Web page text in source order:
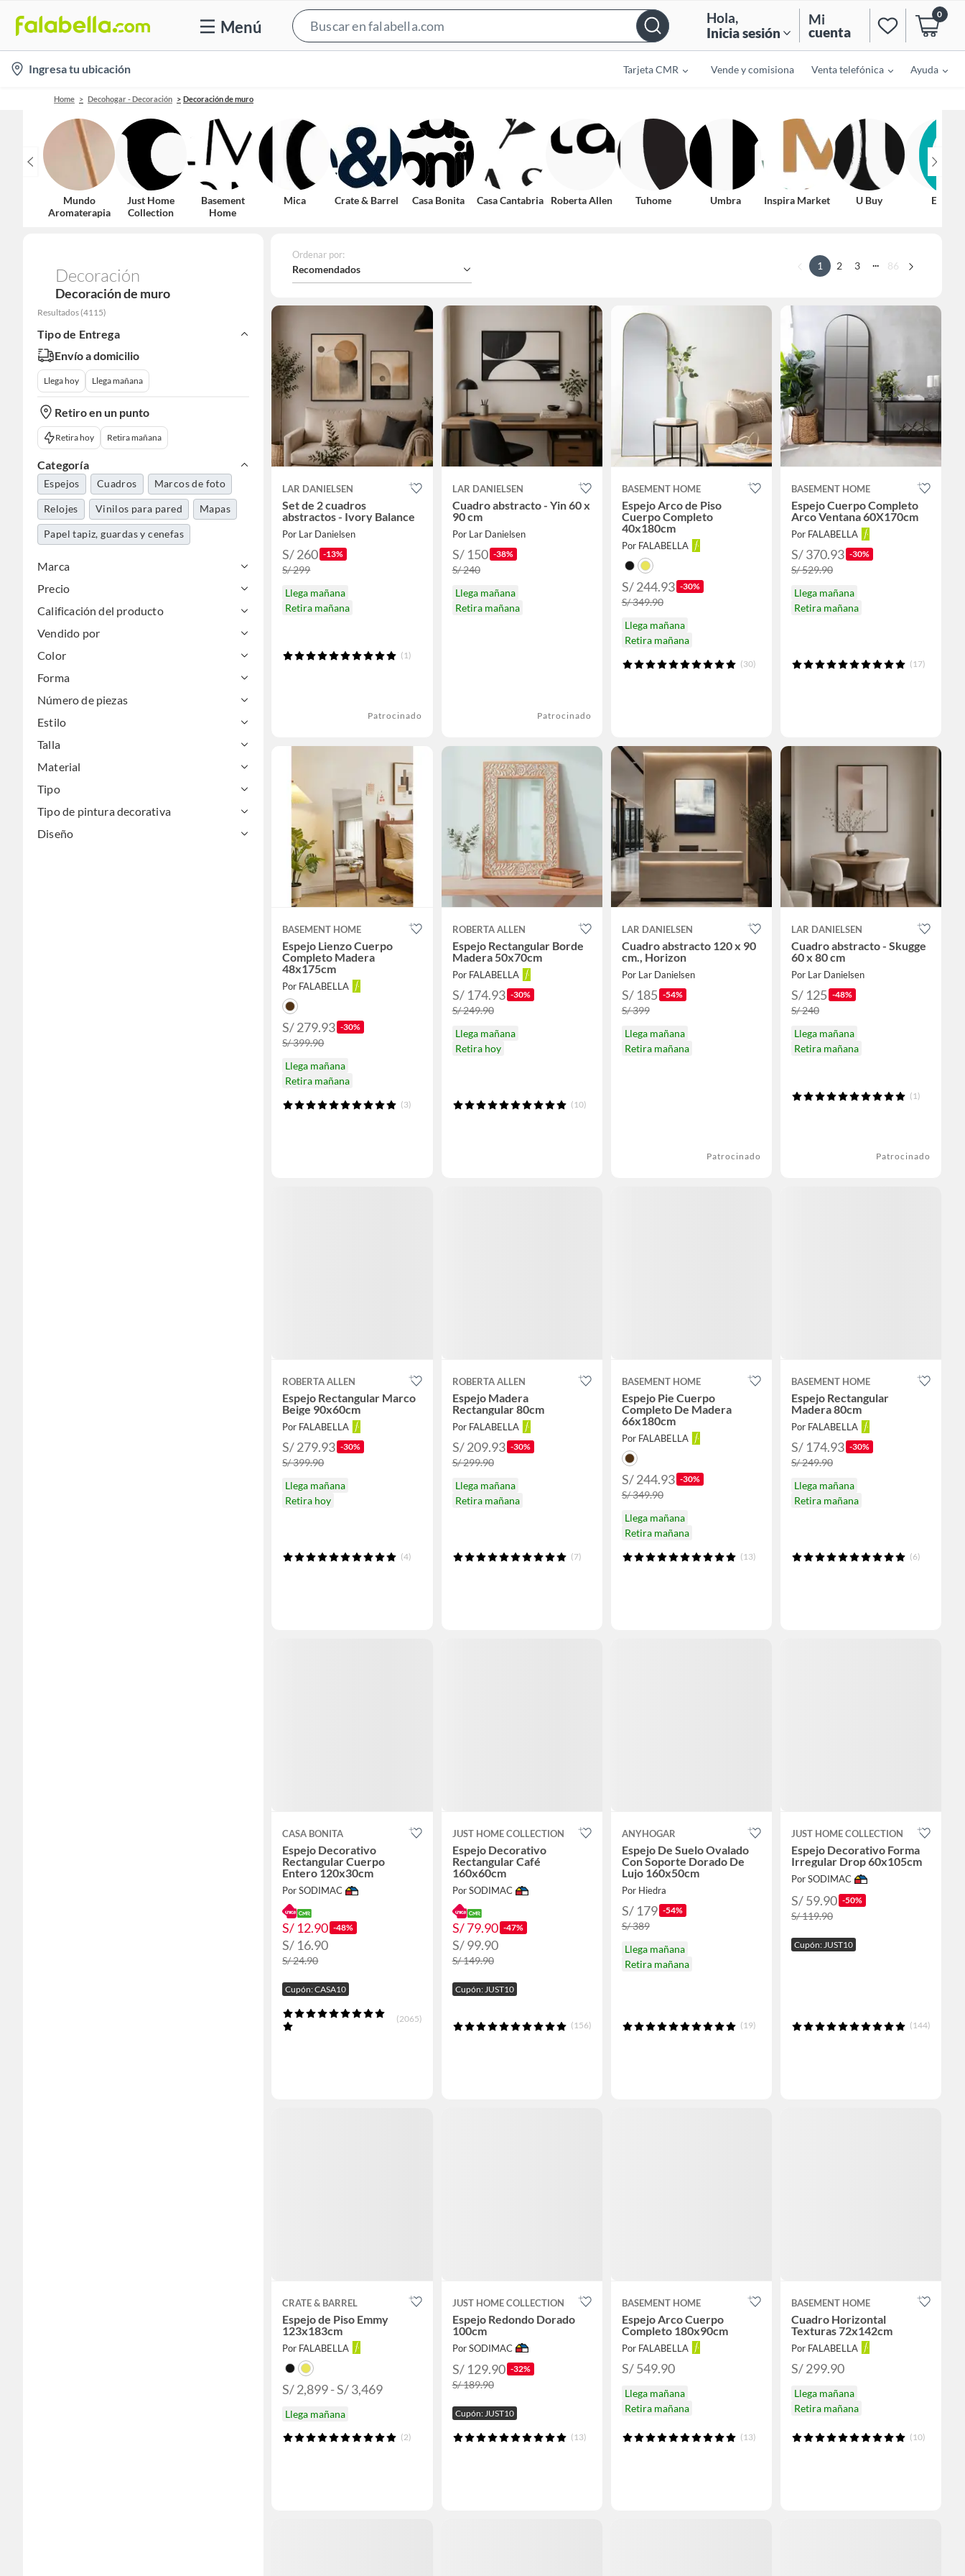
Menú
Bar
Hola,
Inicia sesión
Mi
cuenta
0
location-
icon
Ingresa tu ubicación Tarjeta CMR Vende y comisiona Venta telefónica Ayuda
Home Decohogar - Decoración Decoración de muro
Mundo
Aromaterapia
Just Home
Collection
Basement
Home
Mica Crate & Barrel Casa Bonita Casa Cantabria Roberta Allen Tuhome Umbra Inspira Market U Buy Eglo
Decoración
Decoración de muro
Resultados (4115)
Tipo de Entrega
Envío a domicilio
Llega hoy Llega mañana
Retiro en un punto
Retira hoy Retira mañana
Categoría
Espejos Cuadros Marcos de foto
Relojes Vinilos para pared Mapas
Papel tapiz, guardas y cenefas
Marca
Precio
Calificación del producto
Vendido por
Color
Forma
Número de piezas
Estilo
Talla
Material
Tipo
Tipo de pintura decorativa
Diseño
Ordenar por:
Recomendados 1 2 3 ... 86
LAR DANIELSEN
Set de 2 cuadros
abstractos - Ivory Balance
Por Lar Danielsen
S/ 260 -13%
S/ 299
Llega mañana
Retira mañana
(1)
Patrocinado
LAR DANIELSEN
Cuadro abstracto - Yin 60 x
90 cm
Por Lar Danielsen
S/ 150 -38%
S/ 240
Llega mañana
Retira mañana
Patrocinado
BASEMENT HOME
Espejo Arco de Piso
Cuerpo Completo
40x180cm
Por FALABELLA
S/ 244.93 -30%
S/ 349.90
Llega mañana
Retira mañana
(30)
BASEMENT HOME
Espejo Cuerpo Completo
Arco Ventana 60X170cm
Por FALABELLA
S/ 370.93 -30%
S/ 529.90
Llega mañana
Retira mañana
(17)
BASEMENT HOME
Espejo Lienzo Cuerpo
Completo Madera
48x175cm
Por FALABELLA
S/ 279.93 -30%
S/ 399.90
Llega mañana
Retira mañana
(3)
ROBERTA ALLEN
Espejo Rectangular Borde
Madera 50x70cm
Por FALABELLA
S/ 174.93 -30%
S/ 249.90
Llega mañana
Retira hoy
(10)
LAR DANIELSEN
Cuadro abstracto 120 x 90
cm., Horizon
Por Lar Danielsen
S/ 185 -54%
S/ 399
Llega mañana
Retira mañana
Patrocinado
LAR DANIELSEN
Cuadro abstracto - Skugge
60 x 80 cm
Por Lar Danielsen
S/ 125 -48%
S/ 240
Llega mañana
Retira mañana
(1)
Patrocinado
ROBERTA ALLEN
Espejo Rectangular Marco
Beige 90x60cm
Por FALABELLA
S/ 279.93 -30%
S/ 399.90
Llega mañana
Retira hoy
(4)
ROBERTA ALLEN
Espejo Madera
Rectangular 80cm
Por FALABELLA
S/ 209.93 -30%
S/ 299.90
Llega mañana
Retira mañana
(7)
BASEMENT HOME
Espejo Pie Cuerpo
Completo De Madera
66x180cm
Por FALABELLA
S/ 244.93 -30%
S/ 349.90
Llega mañana
Retira mañana
(13)
BASEMENT HOME
Espejo Rectangular
Madera 80cm
Por FALABELLA
S/ 174.93 -30%
S/ 249.90
Llega mañana
Retira mañana
(6)
CASA BONITA
Espejo Decorativo
Rectangular Cuerpo
Entero 120x30cm
Por SODIMAC
S/ 12.90 -48%
S/ 16.90
S/ 24.90
Cupón: CASA10
(2065)
JUST HOME COLLECTION
Espejo Decorativo
Rectangular Café
160x60cm
Por SODIMAC
S/ 79.90 -47%
S/ 99.90
S/ 149.90
Cupón: JUST10
(156)
ANYHOGAR
Espejo De Suelo Ovalado
Con Soporte Dorado De
Lujo 160x50cm
Por Hiedra
S/ 179 -54%
S/ 389
Llega mañana
Retira mañana
(19)
JUST HOME COLLECTION
Espejo Decorativo Forma
Irregular Drop 60x105cm
Por SODIMAC
S/ 59.90 -50%
S/ 119.90
Cupón: JUST10
(144)
CRATE & BARREL
Espejo de Piso Emmy
123x183cm
Por FALABELLA
S/ 2,899 - S/ 3,469
Llega mañana
(2)
JUST HOME COLLECTION
Espejo Redondo Dorado
100cm
Por SODIMAC
S/ 129.90 -32%
S/ 189.90
Cupón: JUST10
(13)
BASEMENT HOME
Espejo Arco Cuerpo
Completo 180x90cm
Por FALABELLA
S/ 549.90
Llega mañana
Retira mañana
(13)
BASEMENT HOME
Cuadro Horizontal
Texturas 72x142cm
Por FALABELLA
S/ 299.90
Llega mañana
Retira mañana
(10)